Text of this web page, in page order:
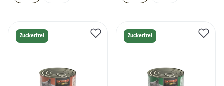
Zuckerfrei Zuckerfrei